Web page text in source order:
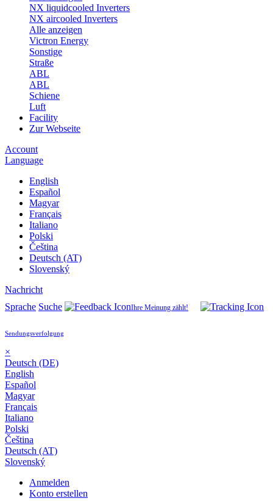
NX liquidcooled Inverters
NX aircooled Inverters
Alle anzeigen
Victron Energy
Sonstige
Straße
ABL
ABL
Schiene
Luft
Facility
Zur Webseite
Account
Language
English
Español
Magyar
Français
Italiano
Polski
Čeština
Deutsch (AT)
Slovenský
Nachricht
Sprache Suche Ihre Meinung zählt!
Sendungsverfolgung
×
Deutsch (DE)
English
Español
Magyar
Français
Italiano
Polski
Čeština
Deutsch (AT)
Slovenský
Anmelden
Konto erstellen